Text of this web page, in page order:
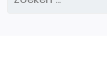
naar: